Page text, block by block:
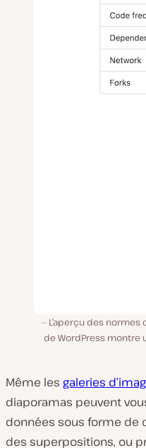
L’aperçu des
de WordPress montre
Même les galeries
diaporamas peuvent
données sous forme de
des superpositions, ou